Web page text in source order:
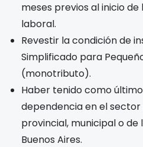
meses previos al inicio
laboral.
Revestir la condición de
Simplificado para
(monotributo).
Haber tenido como
dependencia en el
provincial, municipal o de
Buenos Aires.